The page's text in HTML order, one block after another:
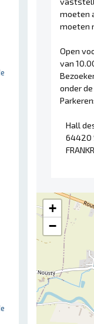
moeten
moeten
Open
van
onder de
Hall
64420
+
−